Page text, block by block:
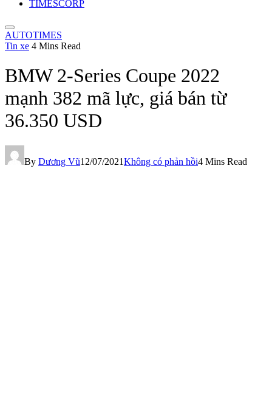
TIMESCORP
AUTOTIMES
Tin xe 4 Mins Read
BMW 2-Series Coupe 2022
mạnh 382 mã lực, giá bán từ
36.350 USD
By Dương Vũ12/07/2021Không có phản hồi4 Mins Read